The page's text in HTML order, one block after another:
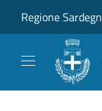
Regione